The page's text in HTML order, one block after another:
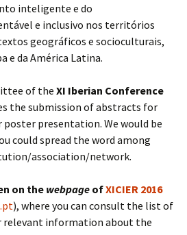
inteligente e do
e inclusivo nos territórios
geográficos e socioculturais,
e da América Latina.
of the XI Iberian Conference
the submission of abstracts for
presentation. We would be
could spread the word among
association/network.
on thewebpage ofXICIER 2016
), where you can consult the list of
relevant information about the